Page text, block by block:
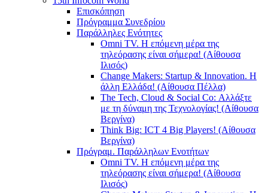
Επισκόπηση
Πρόγραμμα Συνεδρίου
Παράλληλες Ενότητες
Omni TV. Η επόμενη μέρα της
τηλεόρασης είναι σήμερα! (Αίθουσα
Ιλισός)
Change Makers: Startup & Innovation. Η
άλλη Ελλάδα! (Αίθουσα Πέλλα)
The Tech, Cloud & Social Co: Αλλάξτε
με τη δύναμη της Τεχνολογίας! (Αίθουσα
Βεργίνα)
Think Big: ICT 4 Big Players! (Αίθουσα
Βεργίνα)
Πρόγραμ. Παράλληλων Ενοτήτων
Omni TV. Η επόμενη μέρα της
τηλεόρασης είναι σήμερα! (Αίθουσα
Ιλισός)